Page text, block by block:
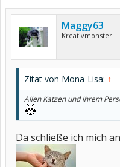
Maggy63
Kreativmonster
Zitat von Mona-Lisa: ↑
Allen Katzen und ihrem
Da schließe ich mich